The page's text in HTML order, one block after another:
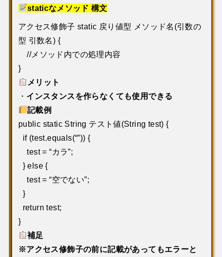
staticなメソッド 構文
アクセス修飾子 static 戻り値型 メソッド名(引数の
型 引数名) {
//メソッド内での処理内容
}
メリット
・ インスタンスを作らなくても使用できる
記載例
public static String テスト値(String test) {
if (test.equals(“”)) {
test = “カラ”;
} else {
test = “空でない”;
}
return test;
}
補足
※アクセス修飾子の前に記載があってもエラーと